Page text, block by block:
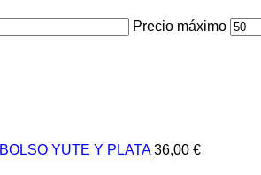
Precio máximo
BOLSO YUTE Y PLATA 36,00 €